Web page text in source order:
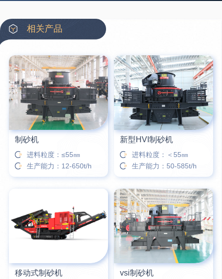
42分钟前 蒋先生留言：硬岩颚式破碎机带不带电机？
3分钟前 王先生留言：水泥厂熟料能破碎吗？推荐用什么机器？
6分钟前 姚女士留言：这款破碎机一小时产能多大？是用电的还是燃油的？
12分钟前 宋先生留言：50吨左右的制砂机大概什么价位？
16分钟前 柳先生留言：洗石英砂全套设备有哪些？
相关产品
制砂机
进料粒度：≤55㎜
生产能力：12-650t/h
新型HVI制砂机
进料粒度：＜55㎜
生产能力：50-585t/h
移动式制砂机 vsi制砂机